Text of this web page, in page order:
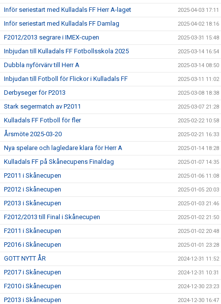
Inför seriestart med Kulladals FF Herr A-laget 2025-04-03 17:11
Inför seriestart med Kulladals FF Damlag 2025-04-02 18:16
F2012/2013 segrare i IMEX-cupen 2025-03-31 15:48
Inbjudan till Kulladals FF Fotbollsskola 2025 2025-03-14 16:54
Dubbla nyförvärv till Herr A 2025-03-14 08:50
Inbjudan till Fotboll för Flickor i Kulladals FF 2025-03-11 11:02
Derbyseger för P2013 2025-03-08 18:38
Stark segermatch av P2011 2025-03-07 21:28
Kulladals FF Fotboll för fler 2025-02-22 10:58
Årsmöte 2025-03-20 2025-02-21 16:33
Nya spelare och lagledare klara för Herr A 2025-01-14 18:28
Kulladals FF på Skånecupens Finaldag 2025-01-07 14:35
P2011 i Skånecupen 2025-01-06 11:08
P2012 i Skånecupen 2025-01-05 20:03
P2013 i Skånecupen 2025-01-03 21:46
F2012/2013 till Final i Skånecupen 2025-01-02 21:50
F2011 i Skånecupen 2025-01-02 20:48
P2016 i Skånecupen 2025-01-01 23:28
GOTT NYTT ÅR 2024-12-31 11:52
P2017 i Skånecupen 2024-12-31 10:31
F2010 i Skånecupen 2024-12-30 23:23
P2013 i Skånecupen 2024-12-30 16:47